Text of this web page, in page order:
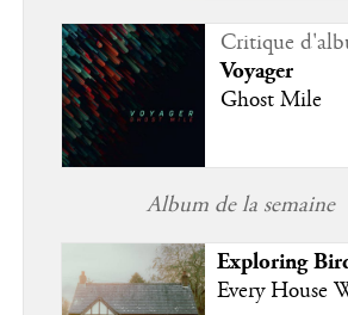
Critique
Voyager
Ghost Mile
Album de la semaine
Exploring
Every House